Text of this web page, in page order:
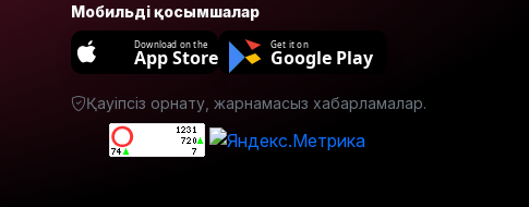
Мобильді қосымшалар
Download on the
App Store
Get it on
Google Play
Қауіпсіз орнату, жарнамасыз хабарламалар.